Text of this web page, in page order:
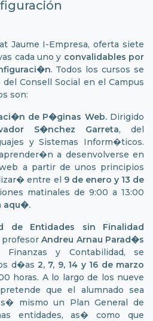
Jaume I-Empresa, oferta siete
cada uno y convalidables por
. Todos los cursos se
Consell Social en el Campus
son:
de P�ginas Web.Dirigido
S�nchez Garreta, del
y Sistemas Inform�ticos.
a desenvolverse en
a partir de unos principios
entre el 9 de enero y 13 de
matinales de 9:00 a 13:00
aqu�.
de Entidades sin Finalidad
profesorAndreu Arnau Parad�s
y Contabilidad, se
d�as 2, 7, 9, 14 y 16 de marzo
horas. A lo largo de los nueve
que el alumnado sea
mismo un Plan General de
entidades, as� como que